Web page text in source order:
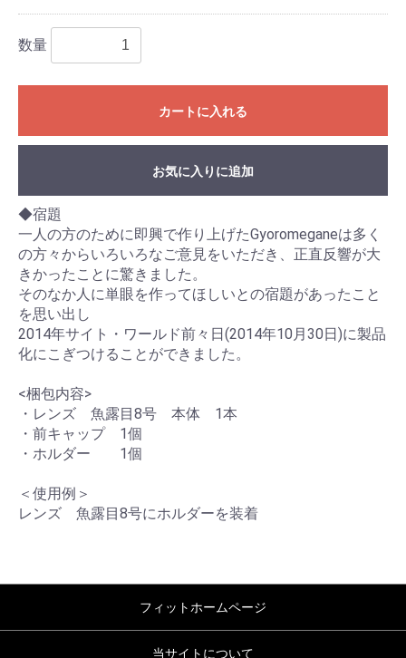
数量
カートに入れる
お気に入りに追加
◆宿題
一人の方のために即興で作り上げたGyoromeganeは多く
の方々からいろいろなご意見をいただき、正直反響が大
きかったことに驚きました。
そのなか人に単眼を作ってほしいとの宿題があったこと
を思い出し
2014年サイト・ワールド前々日(2014年10月30日)に製品
化にこぎつけることができました。
<梱包内容>
・レンズ 魚露目8号 本体 1本
・前キャップ 1個
・ホルダー 1個
＜使用例＞
レンズ 魚露目8号にホルダーを装着
フィットホームページ
当サイトについて